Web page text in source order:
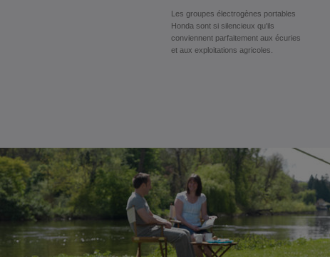
Les groupes électrogènes portables
Honda sont si silencieux qu'ils
conviennent parfaitement aux écuries
et aux exploitations agricoles.